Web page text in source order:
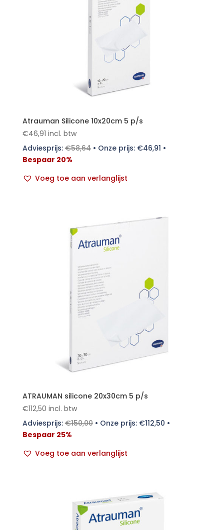
Atrauman Silicone 10x20cm 5 p/s
€46,91 incl. btw
Adviesprijs:€58,64• Onze prijs: €46,91 •
Bespaar 20%
Voeg toe aan verlanglijst
ATRAUMAN silicone 20x30cm 5 p/s
€112,50 incl. btw
Adviesprijs:€150,00• Onze prijs: €112,50 •
Bespaar 25%
Voeg toe aan verlanglijst